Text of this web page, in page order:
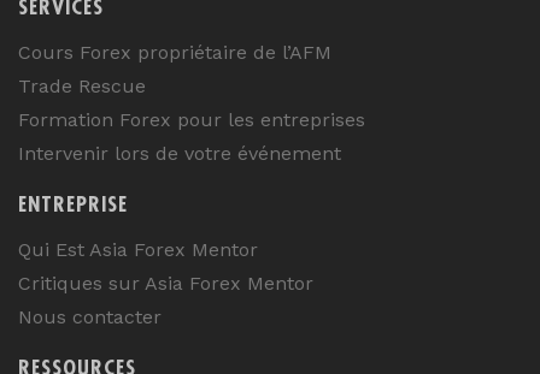
SERVICES
Cours Forex propriétaire de l’AFM
Trade Rescue
Formation Forex pour les entreprises
Intervenir lors de votre événement
ENTREPRISE
Qui Est Asia Forex Mentor
Critiques sur Asia Forex Mentor
Nous contacter
RESSOURCES